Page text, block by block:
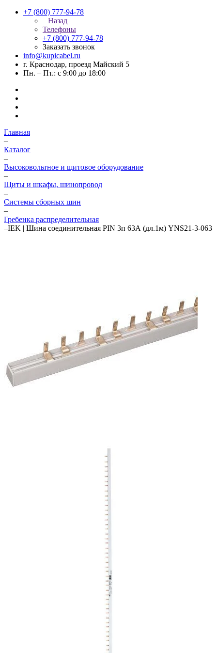
+7 (800) 777-94-78
Назад
Телефоны
+7 (800) 777-94-78
Заказать звонок
info@kupicabel.ru
г. Краснодар, проезд Майский 5
Пн. – Пт.: с 9:00 до 18:00
Главная
–
Каталог
–
Высоковольтное и щитовое оборудование
–
Щиты и шкафы, шинопровод
–
Системы сборных шин
–
Гребенка распределительная
–IEK | Шина соединительная PIN 3п 63А (дл.1м) YNS21-3-063